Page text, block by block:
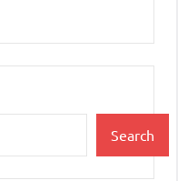
Search